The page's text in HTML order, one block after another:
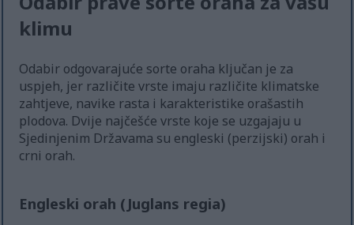
klimu
Odabir odgovarajuće sorte oraha ključan je za
uspjeh, jer različite vrste imaju različite klimatske
zahtjeve, navike rasta i karakteristike orašastih
plodova. Dvije najčešće vrste koje se uzgajaju u
Sjedinjenim Državama su engleski (perzijski) orah i
crni orah.
Engleski orah (Juglans regia)